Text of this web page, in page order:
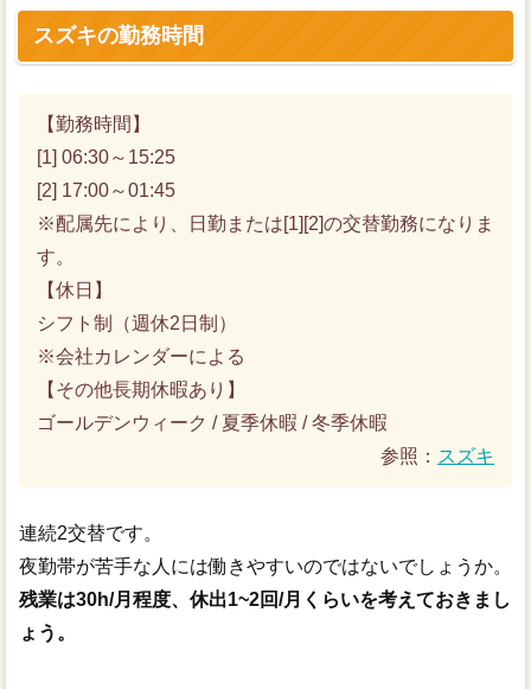
スズキの勤務時間
【勤務時間】
[1] 06:30～15:25
[2] 17:00～01:45
※配属先により、日勤または[1][2]の交替勤務になりま
す。
【休日】
シフト制（週休2日制）
※会社カレンダーによる
【その他長期休暇あり】
ゴールデンウィーク / 夏季休暇 / 冬季休暇
参照： スズキ
連続2交替です。
夜勤帯が苦手な人には働きやすいのではないでしょうか。
残業は30h/月程度、休出1~2回/月くらいを考えておきまし
ょう。